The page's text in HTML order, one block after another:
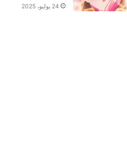
24 يوليو، 2025